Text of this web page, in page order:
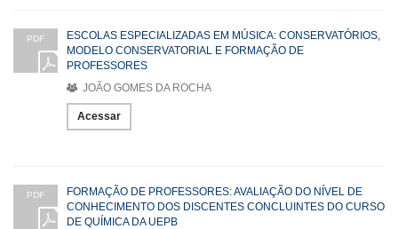
PDF
ESCOLAS ESPECIALIZADAS EM MÚSICA: CONSERVATÓRIOS,
MODELO CONSERVATORIAL E FORMAÇÃO DE
PROFESSORES
JOÃO GOMES DA ROCHA
Acessar
PDF
FORMAÇÃO DE PROFESSORES: AVALIAÇÃO DO NÍVEL DE
CONHECIMENTO DOS DISCENTES CONCLUINTES DO CURSO
DE QUÍMICA DA UEPB